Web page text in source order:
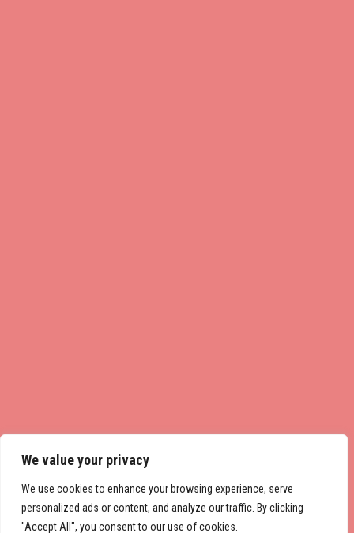
We value your privacy
We use cookies to enhance your browsing experience, serve
personalized ads or content, and analyze our traffic. By clicking
"Accept All", you consent to our use of cookies.